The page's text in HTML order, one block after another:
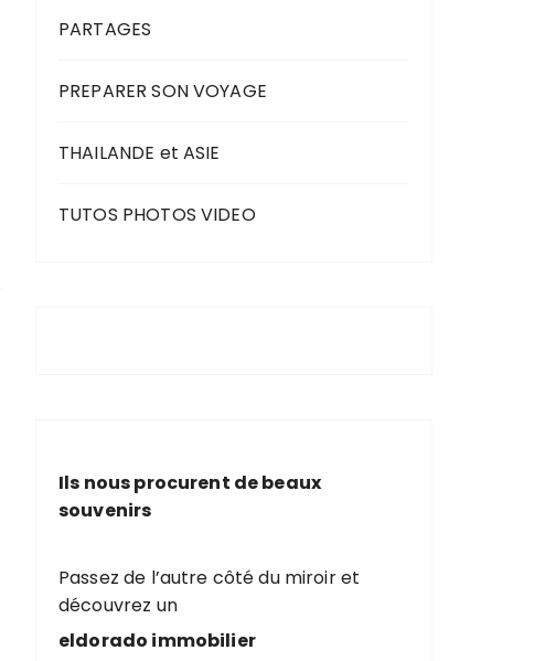
PARTAGES
PREPARER SON VOYAGE
THAILANDE et ASIE
TUTOS PHOTOS VIDEO
Ils nous procurent de beaux
souvenirs
Passez de l’autre côté du miroir et
découvrez un
eldorado immobilier